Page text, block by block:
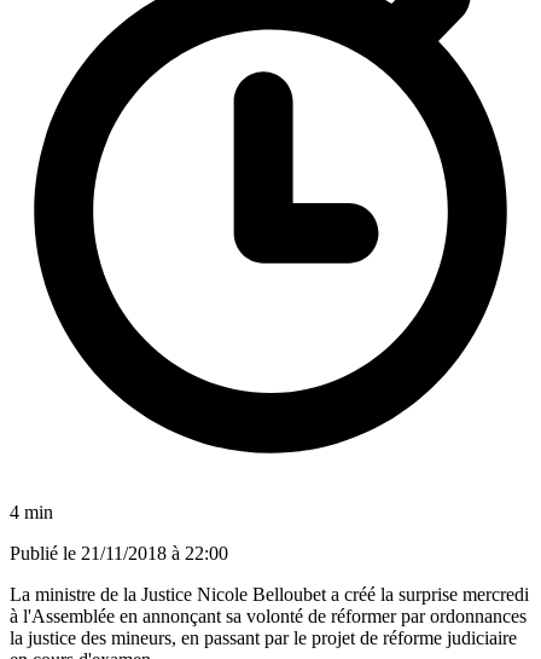
4 min
Publié le 21/11/2018 à 22:00
La ministre de la Justice Nicole Belloubet a créé la surprise mercredi
à l'Assemblée en annonçant sa volonté de réformer par ordonnances
la justice des mineurs, en passant par le projet de réforme judiciaire